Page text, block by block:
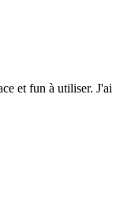
et fun à utiliser. J'ai